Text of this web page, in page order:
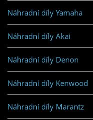
Náhradní díly Yamaha
Náhradní díly Akai
Náhradní díly Denon
Náhradní díly Kenwood
Náhradní díly Marantz